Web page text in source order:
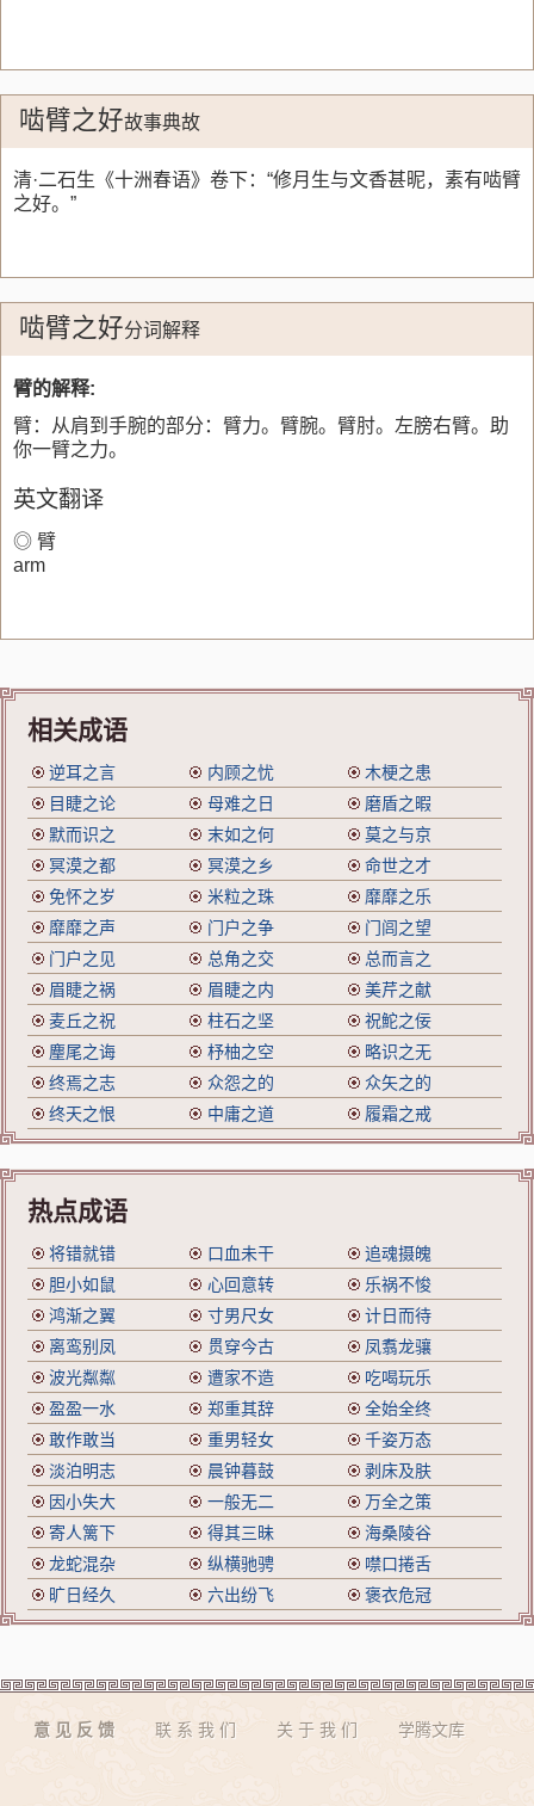
啮臂之好故事典故
清·二石生《十洲春语》卷下：“修月生与文香甚昵，素有啮臂
之好。”
啮臂之好分词解释
臂的解释:
臂：从肩到手腕的部分：臂力。臂腕。臂肘。左膀右臂。助
你一臂之力。
英文翻译
◎ 臂
arm
相关成语
逆耳之言 内顾之忧
木梗之患
目睫之论
母难之日
磨盾之暇
默而识之
末如之何
莫之与京
冥漠之都
冥漠之乡
命世之才
免怀之岁
米粒之珠
靡靡之乐
靡靡之声
门户之争
门闾之望
门户之见
总角之交
总而言之
眉睫之祸
眉睫之内
美芹之献
麦丘之祝
柱石之坚
祝鮀之佞
麈尾之诲
杼柚之空
略识之无
终焉之志
众怨之的
众矢之的
终天之恨
中庸之道 履霜之戒
热点成语
将错就错 口血未干
追魂摄魄
胆小如鼠
心回意转
乐祸不悛
鸿渐之翼
寸男尺女
计日而待
离鸾别凤
贯穿今古
凤翥龙骧
波光粼粼
遭家不造
吃喝玩乐
盈盈一水
郑重其辞
全始全终
敢作敢当
重男轻女
千姿万态
淡泊明志
晨钟暮鼓
剥床及肤
因小失大
一般无二
万全之策
寄人篱下
得其三昧
海桑陵谷
龙蛇混杂
纵横驰骋
噤口捲舌
旷日经久
六出纷飞 褒衣危冠
意 见 反 馈 联 系 我 们 关 于 我 们 学腾文库